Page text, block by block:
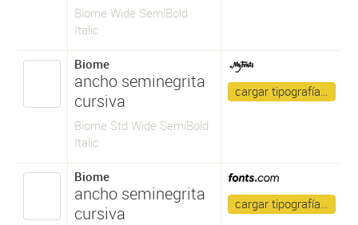
Biome Wide SemiBold
Italic
Biome
ancho seminegrita
cursiva
Biome Std Wide SemiBold
Italic
cargar tipografía…
Biome
ancho seminegrita
cursiva
cargar tipografía…